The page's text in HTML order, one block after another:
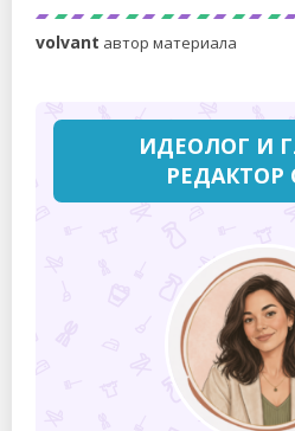
volvant автор материала
ИДЕОЛОГ И
РЕДАКТОР